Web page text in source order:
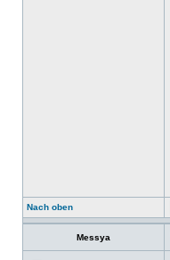
Nach oben
Messya